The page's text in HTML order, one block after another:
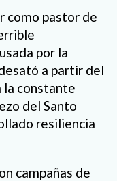
como pastor de
por la
a partir del
la constante
del Santo
resiliencia
campañas de